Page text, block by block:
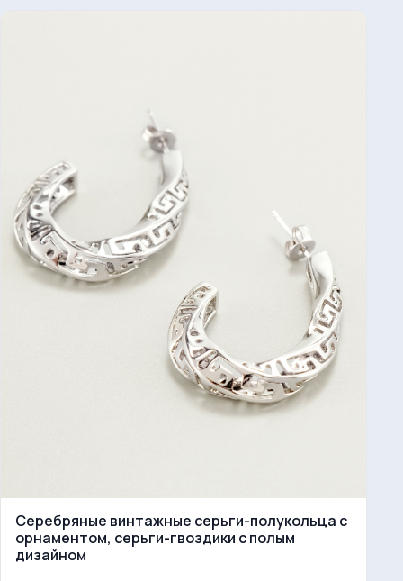
Серебряные винтажные серьги-полукольца с
орнаментом, серьги-гвоздики с полым
дизайном